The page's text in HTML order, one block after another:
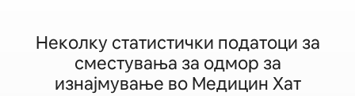
Неколку статистички податоци за
сместувања за одмор за
изнајмување во Медицин Хат